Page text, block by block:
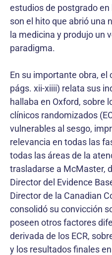
estudios de postgrado en
son el hito que abrió una
la medicina y produjo un
paradigma.
En su importante obra,
págs. xii-xiiii) relata sus
hallaba en Oxford, sobre
clínicos randomizados
vulnerables al sesgo,
relevancia en todas las
todas las áreas de la
trasladarse a McMaster,
Director del Evidence
Director de la Canadian
consolidó su convicción
poseen otros factores
derivada de los ECR,
y los resultados finales